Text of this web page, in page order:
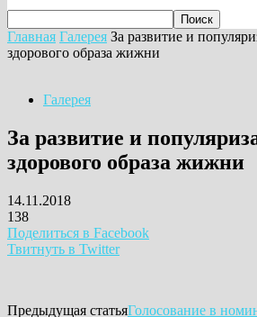
Главная Галерея За развитие и
здорового образа жижни
Галерея
За развитие и
здорового образа жижни
14.11.2018
138
Поделиться в Facebook
Твитнуть в Twitter
Предыдущая статьяГолосование в